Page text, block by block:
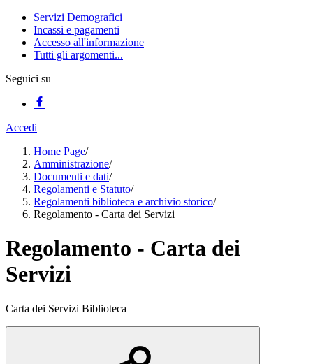
Servizi Demografici
Incassi e pagamenti
Accesso all'informazione
Tutti gli argomenti...
Seguici su
Accedi
Home Page/
Amministrazione/
Documenti e dati/
Regolamenti e Statuto/
Regolamenti biblioteca e archivio storico/
Regolamento - Carta dei Servizi
Regolamento - Carta dei
Servizi
Carta dei Servizi Biblioteca